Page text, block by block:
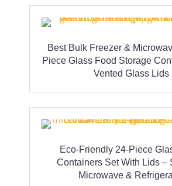
Best Bulk Freezer &
Piece Glass Food Storage
Vented Glass Lids
Eco-Friendly 24-Piece
Containers Set With Lids –
Microwave &